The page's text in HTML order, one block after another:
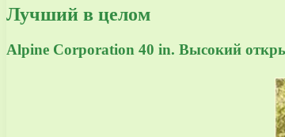
Лучший в целом
Alpine Corporation 40 in. Высокий